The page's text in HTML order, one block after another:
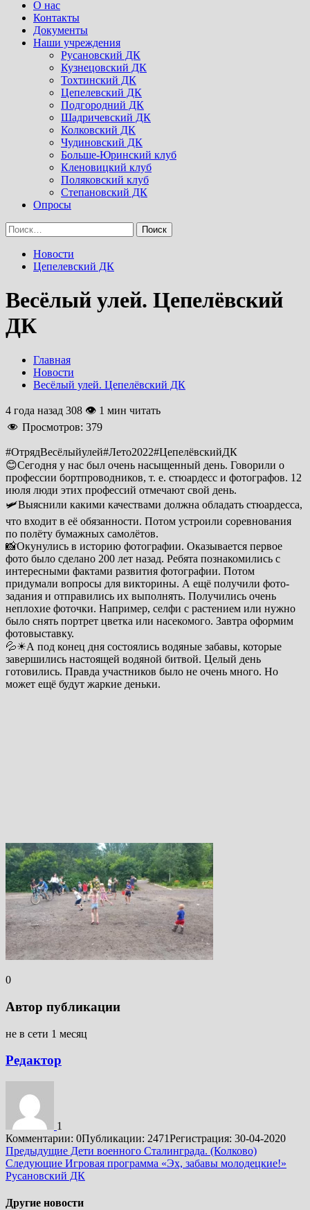
Menu
О нас
Контакты
Документы
Наши учреждения
Русановский ДК
Кузнецовский ДК
Тохтинский ДК
Цепелевский ДК
Подгородний ДК
Шадричевский ДК
Колковский ДК
Чудиновский ДК
Больше-Юринский клуб
Кленовицкий клуб
Поляковский клуб
Степановский ДК
Опросы
Найти:
Новости
Цепелевский ДК
Весёлый улей. Цепелёвский
ДК
Главная
Новости
Весёлый улей. Цепелёвский ДК
4 года назад 308 👁 1 мин читать
Просмотров: 379
#ОтрядВесёлыйулей#Лето2022#ЦепелёвскийДК
😊Сегодня у нас был очень насыщенный день. Говорили о
профессии бортпроводников, т. е. стюардесс и фотографов. 12
июля люди этих профессий отмечают свой день.
🛩Выяснили какими качествами должна обладать стюардесса,
что входит в её обязанности. Потом устроили соревнования
по полёту бумажных самолётов.
📸Окунулись в историю фотографии. Оказывается первое
фото было сделано 200 лет назад. Ребята познакомились с
интересными фактами развития фотографии. Потом
придумали вопросы для викторины. А ещё получили фото-
задания и отправились их выполнять. Получились очень
неплохие фоточки. Например, селфи с растением или нужно
было снять портрет цветка или насекомого. Завтра оформим
фотовыставку.
💦☀А под конец дня состоялись водяные забавы, которые
завершились настоящей водяной битвой. Целый день
готовились. Правда участников было не очень много. Но
может ещё будут жаркие деньки.
0
Автор публикации
не в сети 1 месяц
Редактор
1
Комментарии: 0Публикации: 2471Регистрация: 30-04-2020
Подробнее
Предыдущие Дети военного Сталинграда. (Колково)
Следующие Игровая программа «Эх, забавы молодецкие!»
Русановский ДК
Другие новости